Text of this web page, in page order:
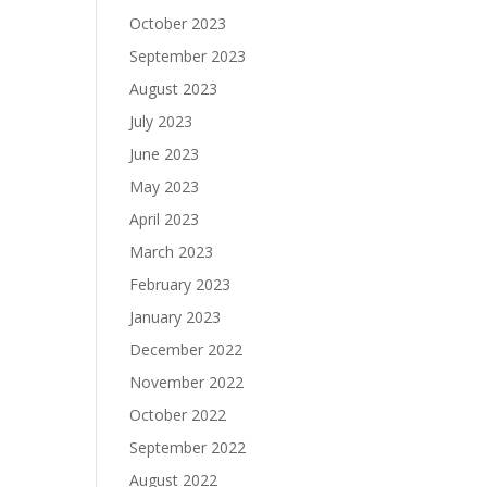
October 2023
September 2023
August 2023
July 2023
June 2023
May 2023
April 2023
March 2023
February 2023
January 2023
December 2022
November 2022
October 2022
September 2022
August 2022